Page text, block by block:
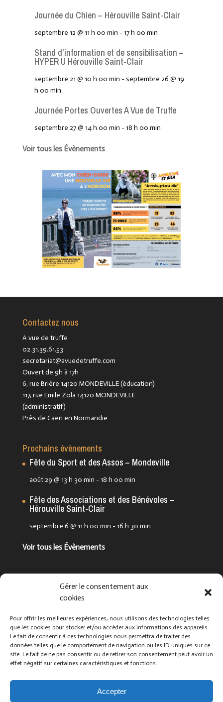
Gérer le consentement aux
cookies
Pour offrir les meilleures expériences, nous utilisons des technologies telles
que les cookies pour stocker et/ou accéder aux informations des appareils.
Le fait de consentir à ces technologies nous permettra de traiter des
données telles que le comportement de navigation ou les ID uniques sur ce
site. Le fait de ne pas consentir ou de retirer son consentement peut avoir un
effet négatif sur certaines caractéristiques et fonctions.
Accepter
Journée du Chien – Hérouville Saint-Clair
septembre 12 @ 11 h 00 min - 17 h 00 min
Stand d’information et de sensibilisation –
HYPER U Hérouville Saint-Clair
septembre 21 @ 10 h 00 min - septembre 26 @ 19
h 00 min
Journée Portes Ouvertes A Vue de Truffe
septembre 27 @ 14 h 00 min - 18 h 00 min
Voir tous les Évènements
Contactez nous
A vue de truffe
02.31.39.61.53
secretariat@avuedetruffe.com
Ouvert de 9h à 17h
6, rue Brière 14120 MONDEVILLE (éducation)
117, rue Emile Zola 14120 MONDEVILLE
(administratif)
Près de Caen en Normandie
Prochains évènements
Fête du Sport et des Assos – Mondeville
août 29 @ 13 h 30 min - 18 h 00 min
Fête des Associations et des Bénévoles –
Hérouville Saint-Clair
septembre 6 @ 11 h 00 min - 16 h 30 min
Voir tous les Évènements
Suivez-nous !
Que cherchez-vous ?